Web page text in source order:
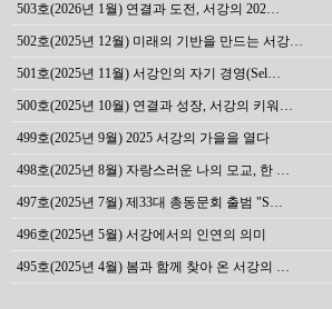
503호(2026년 1월) 연결과 도전, 서강의 202…
502호(2025년 12월) 미래의 기반을 만드는 서강…
501호(2025년 11월) 서강인의 자기 경영(Sel…
500호(2025년 10월) 연결과 성장, 서강의 키워…
499호(2025년 9월) 2025 서강의 가을을 열다
498호(2025년 8월) 자랑스러운 나의 모교, 한 …
497호(2025년 7월) 제33대 총동문회 출범 "S…
496호(2025년 5월) 서강에서의 인연의 의미
495호(2025년 4월) 봄과 함께 찾아 온 서강의 …